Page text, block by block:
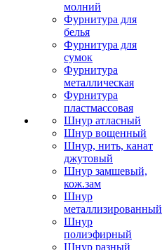
молний
Фурнитура для
белья
Фурнитура для
сумок
Фурнитура
металлическая
Фурнитура
пластмассовая
Шнур атласный
Шнур вощенный
Шнур, нить, канат
джутовый
Шнур замшевый,
кож.зам
Шнур
металлизированный
Шнур
полиэфирный
Шнур разный